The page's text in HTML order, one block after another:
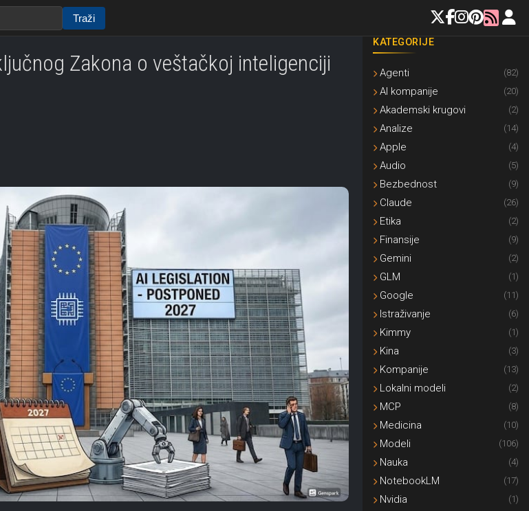
Traži
Zakona o veštačkoj inteligenciji
KATEGORIJE
Agenti (82)
AI kompanije (20)
Akademski krugovi (2)
Analize (14)
Apple (4)
Audio (5)
Bezbednost (9)
Claude (26)
Etika (2)
Finansije (9)
Gemini (2)
GLM (1)
Google (11)
Istraživanje (6)
Kimmy (1)
Kina (3)
Kompanije (13)
Lokalni modeli (2)
MCP (8)
Medicina (10)
Modeli (106)
Nauka (4)
NotebookLM (17)
Nvidia (1)